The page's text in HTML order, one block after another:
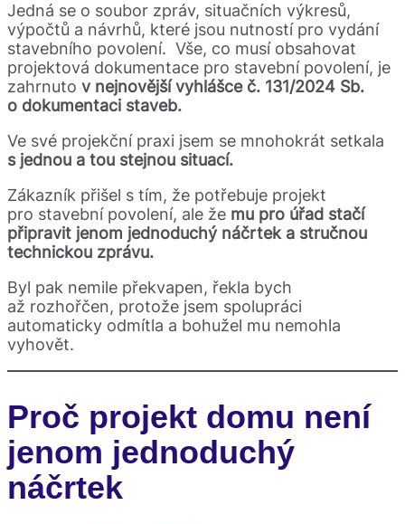
Jedná se o soubor zpráv, situačních výkresů,
výpočtů a návrhů, které jsou nutností pro vydání
stavebního povolení. Vše, co musí obsahovat
projektová dokumentace pro stavební povolení, je
zahrnuto v nejnovější vyhlášce č. 131/2024 Sb.
o dokumentaci staveb.
Ve své projekční praxi jsem se mnohokrát setkala
s jednou a tou stejnou situací.
Zákazník přišel s tím, že potřebuje projekt
pro stavební povolení, ale že mu pro úřad stačí
připravit jenom jednoduchý náčrtek a stručnou
technickou zprávu.
Byl pak nemile překvapen, řekla bych
až rozhořčen, protože jsem spolupráci
automaticky odmítla a bohužel mu nemohla
vyhovět.
Proč projekt domu není
jenom jednoduchý
náčrtek